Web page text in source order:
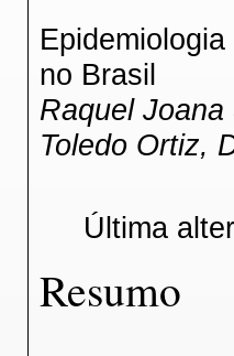
no Brasil
Raquel
Toledo Ortiz,
Última
Resumo